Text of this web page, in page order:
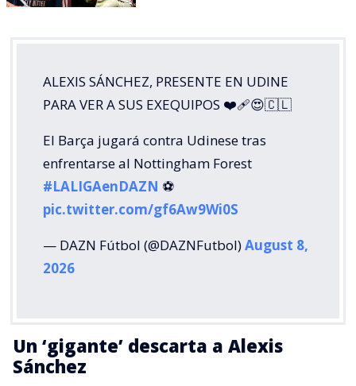
ALEXIS SÁNCHEZ, PRESENTE EN UDINE
PARA VER A SUS EXEQUIPOS ❤️‍🩹😍🇨🇱
El Barça jugará contra Udinese tras
enfrentarse al Nottingham Forest
#LALIGAenDAZN ⚽️
pic.twitter.com/gf6Aw9Wi0S
— DAZN Fútbol (@DAZNFutbol)August 8,
2026
Un ‘gigante’ descarta a Alexis
Sánchez